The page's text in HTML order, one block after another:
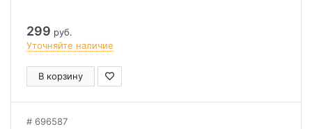
299 руб.
Уточняйте наличие
В корзину
696587